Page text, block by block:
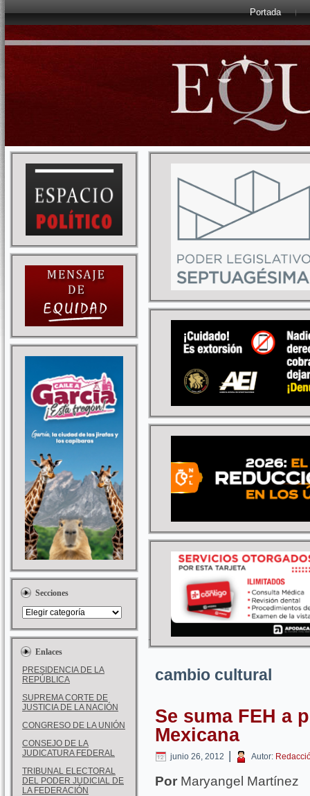
Portada
Secciones
Enlaces
PRESIDENCIA DE LA
REPÚBLICA
SUPREMA CORTE DE
JUSTICIA DE LA NACIÓN
CONGRESO DE LA UNIÓN
CONSEJO DE LA
JUDICATURA FEDERAL
TRIBUNAL ELECTORAL
DEL PODER JUDICIAL DE
LA FEDERACIÓN
cambio cultural
Se suma FEH a
Mexicana
junio 26, 2012 | Autor:
Por Maryangel Martínez